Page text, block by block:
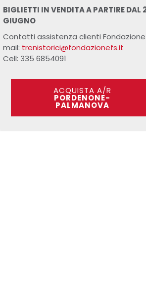
BIGLIETTI IN VENDITA A PARTIRE DAL
GIUGNO
Contatti assistenza clienti Fondazione
mail: trenistorici@fondazionefs.it
Cell: 335 6854091
ACQUISTA A/R
PORDENONE-
PALMANOVA